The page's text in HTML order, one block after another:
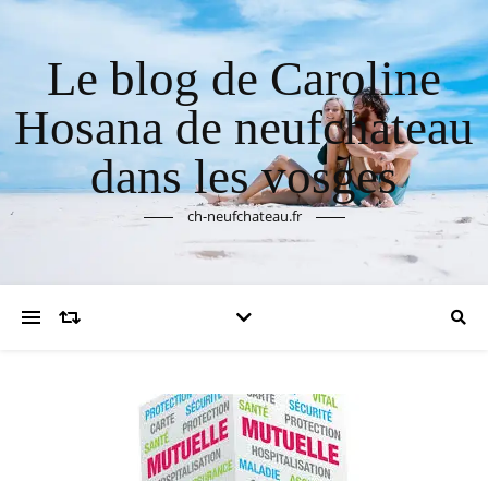
Le blog de Caroline
Hosana de neufchateau
dans les vosges
ch-neufchateau.fr